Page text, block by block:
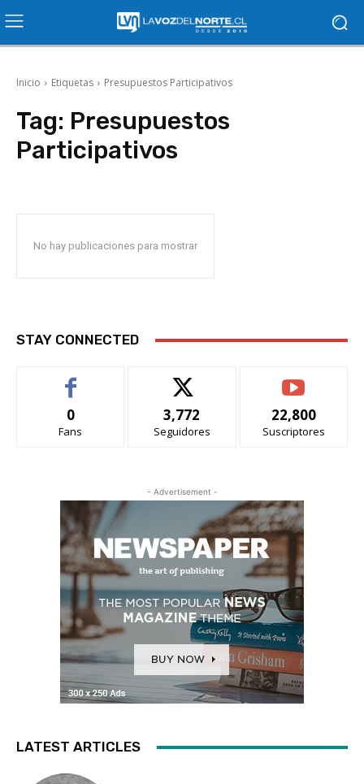
Inicio Etiquetas Presupuestos Participativos
Tag: Presupuestos
Participativos
No hay publicaciones para mostrar
STAY CONNECTED
0
Fans
3,772
Seguidores
22,800
Suscriptores
- Advertisement -
LATEST ARTICLES